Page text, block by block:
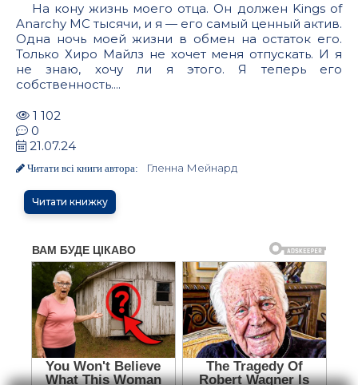
На кону жизнь моего отца. Он должен Kings of
Anarchy MC тысячи, и я — его самый ценный актив.
Одна ночь моей жизни в обмен на остаток его.
Только Хиро Майлз не хочет меня отпускать. И я
не знаю, хочу ли я этого. Я теперь его
собственность....
1 102
0
21.07.24
Читати всі книги автора: Гленна Мейнард
Читати книжку